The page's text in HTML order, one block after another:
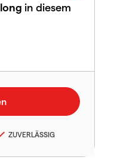
long in diesem
ZUVERLÄSSIG